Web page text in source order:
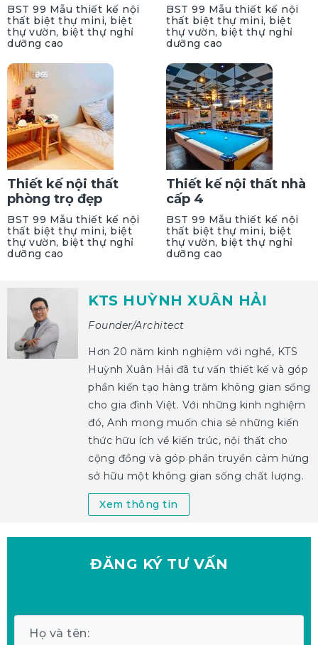
BST 99 Mẫu thiết kế nội
thất biệt thự mini, biệt
thự vườn, biệt thự nghỉ
dưỡng cao
BST 99 Mẫu thiết kế nội
thất biệt thự mini, biệt
thự vườn, biệt thự nghỉ
dưỡng cao
Thiết kế nội thất
phòng trọ đẹp
BST 99 Mẫu thiết kế nội
thất biệt thự mini, biệt
thự vườn, biệt thự nghỉ
dưỡng cao
Thiết kế nội thất nhà
cấp 4
BST 99 Mẫu thiết kế nội
thất biệt thự mini, biệt
thự vườn, biệt thự nghỉ
dưỡng cao
KTS HUỲNH XUÂN HẢI
Founder/Architect
Hơn 20 năm kinh nghiệm với nghề, KTS
Huỳnh Xuân Hải đã tư vấn thiết kế và góp
phần kiến tạo hàng trăm không gian sống
cho gia đình Việt. Với những kinh nghiệm
đó, Anh mong muốn chia sẻ những kiến
thức hữu ích về kiến trúc, nội thất cho
cộng đồng và góp phần truyền cảm hứng
sở hữu một không gian sống chất lượng.
Xem thông tin
ĐĂNG KÝ TƯ VẤN